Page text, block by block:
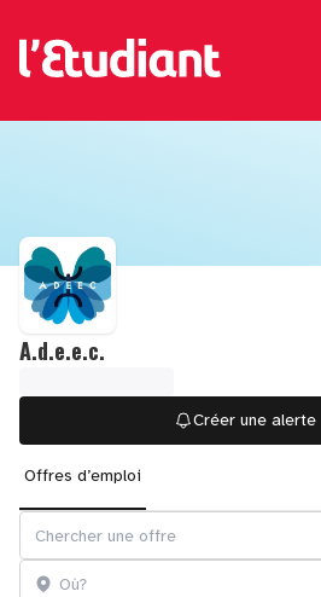
A.d.e.e.c.
Créer une alerte
Offres d’emploi